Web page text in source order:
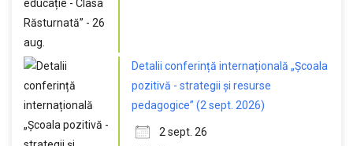
Detalii conferință internațională „Școala
pozitivă - strategii și resurse
pedagogice” (2 sept. 2026)
2 sept. 26